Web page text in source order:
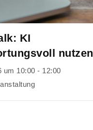
KI
nutzen
um 10:00 - 12:00